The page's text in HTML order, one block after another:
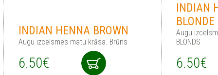
INDIAN HENNA BROWN
Augu izcelsmes matu krāsa. Brūns
6.50€
INDIAN
BLONDE
Augu
BLONDS
6.50€